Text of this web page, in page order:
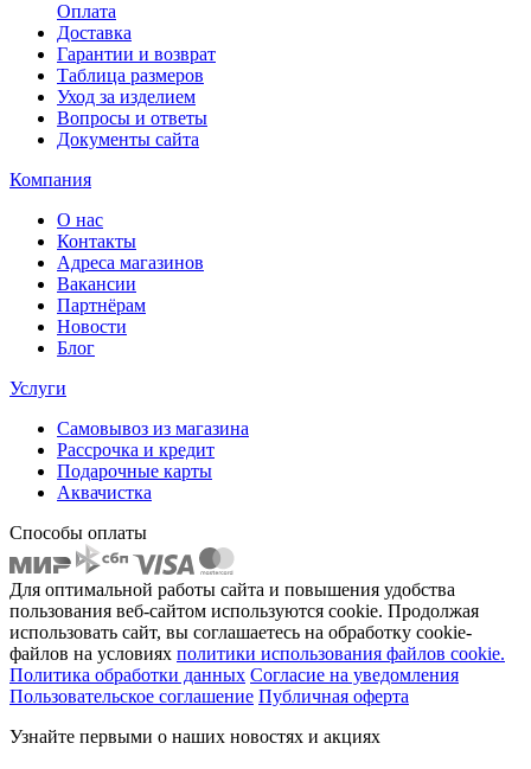
Оплата
Доставка
Гарантии и возврат
Таблица размеров
Уход за изделием
Вопросы и ответы
Документы сайта
Компания
О нас
Контакты
Адреса магазинов
Вакансии
Партнёрам
Новости
Блог
Услуги
Самовывоз из магазина
Рассрочка и кредит
Подарочные карты
Аквачистка
Способы оплаты
Для оптимальной работы сайта и повышения удобства
пользования веб-сайтом используются cookie. Продолжая
использовать сайт, вы соглашаетесь на обработку cookie-
файлов на условиях политики использования файлов cookie.
Политика обработки данных Согласие на уведомления
Пользовательское соглашение Публичная оферта
Узнайте первыми о наших новостях и акциях